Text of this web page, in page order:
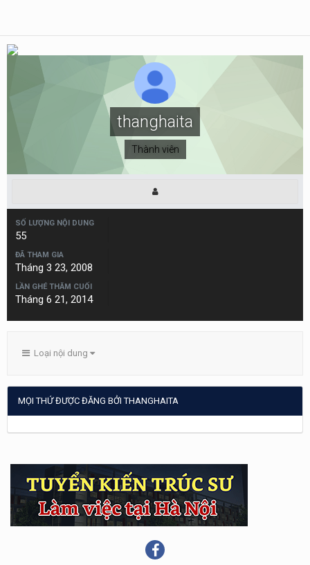
thanghaita
Thành viên
SỐ LƯỢNG NỘI DUNG
55
ĐÃ THAM GIA
Tháng 3 23, 2008
LẦN GHÉ THĂM CUỐI
Tháng 6 21, 2014
Loại nội dung
MỌI THỨ ĐƯỢC ĐĂNG BỞI THANGHAITA